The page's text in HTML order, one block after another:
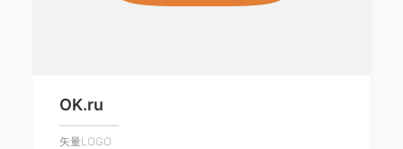
OK.ru
矢量LOGO